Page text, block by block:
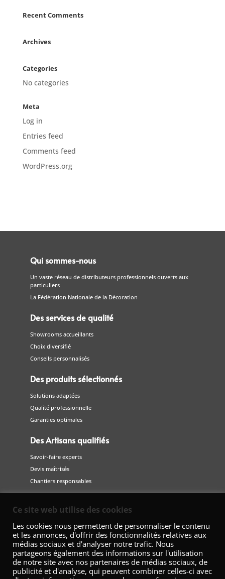
Recent Comments
Archives
Categories
No categories
Meta
Log in
Entries feed
Comments feed
WordPress.org
Qui sommes-nous
Un vaste réseau de distributeurs professionnels ouverts aux
particuliers
La Fédération Nationale de la Décoration
Des services de qualité
Showrooms accueillants
Choix diversifié
Conseils personnalisés
Des produits sélectionnés
Solutions adaptées
Qualité professionnelle
Garanties optimales
Des Artisans qualifiés
Savoir-faire experts
Devis maîtrisés
Chantiers responsables
Ce site web utilise des cookies
Les cookies nous permettent de personnaliser le contenu
et les annonces, d'offrir des fonctionnalités relatives aux
médias sociaux et d'analyser notre trafic. Nous
partageons également des informations sur l'utilisation
de notre site avec nos partenaires de médias sociaux, de
publicité et d'analyse, qui peuvent combiner celles-ci avec